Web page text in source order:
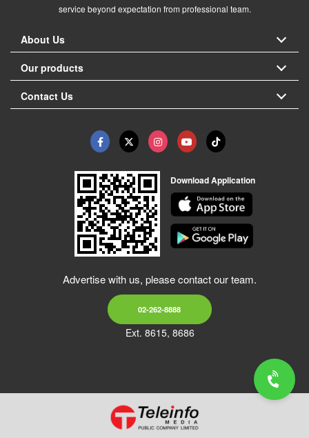
service beyond expectation from professional team.
About Us
Our products
Contact Us
Download Application
Advertise with us, please contact our team.
02-262-8888
Ext. 8615, 8686